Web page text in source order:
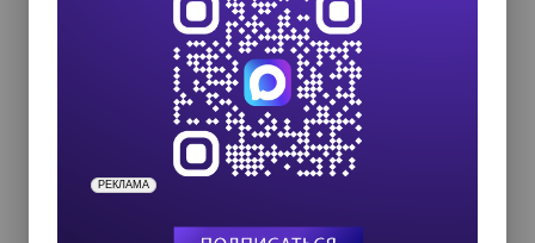
Опытные образцы чипов уже готовы
и начнут поставляться производителям
систем и продукции массового спроса
в четвертом квартале текущего года.
РЕКЛАМА